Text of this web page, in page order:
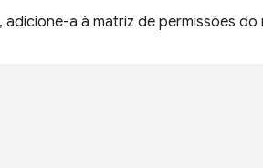
, adicione-a à matriz de permissões do